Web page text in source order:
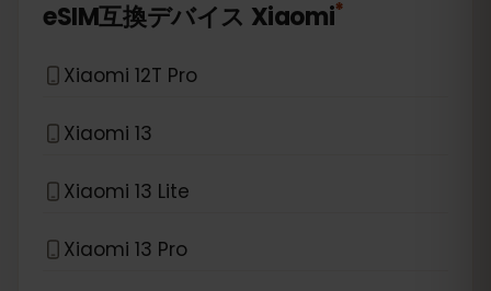
eSIM互換デバイス Xiaomi*
Xiaomi 12T Pro
Xiaomi 13
Xiaomi 13 Lite
Xiaomi 13 Pro